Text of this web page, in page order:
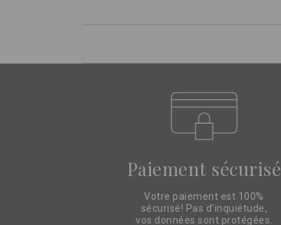
Paiement sécurisé
Votre paiement est 100%
sécurisé! Pas d’inquiétude,
vos données sont protégées.